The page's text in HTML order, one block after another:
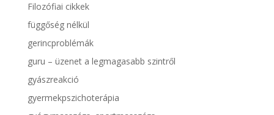
Filozófiai cikkek
függőség nélkül
gerincproblémák
guru – üzenet a legmagasabb szintről
gyászreakció
gyermekpszichoterápia